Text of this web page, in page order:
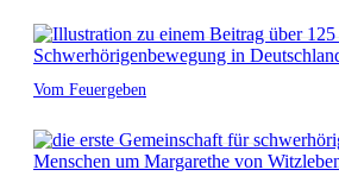
Vom Feuergeben